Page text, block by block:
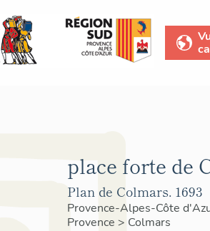
place forte de
Plan de Colmars. 1693
Provence-Alpes-Côte
Provence > Colmars